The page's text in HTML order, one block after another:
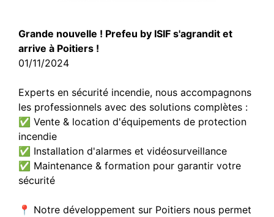
Grande nouvelle ! Prefeu by ISIF s'agrandit et
arrive à Poitiers !
01/11/2024
Experts en sécurité incendie, nous accompagnons
les professionnels avec des solutions complètes :
✅ Vente & location d'équipements de protection
incendie
✅ Installation d'alarmes et vidéosurveillance
✅ Maintenance & formation pour garantir votre
sécurité
📍 Notre développement sur Poitiers nous permet